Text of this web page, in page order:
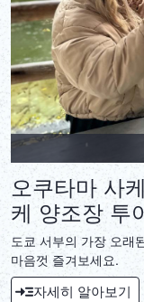
오쿠타마 사
케 양조장 투
도쿄 서부의 가장 오래
마음껏 즐겨보세요.
자세히 알아보기